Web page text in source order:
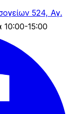
524, Αγ.
15:00